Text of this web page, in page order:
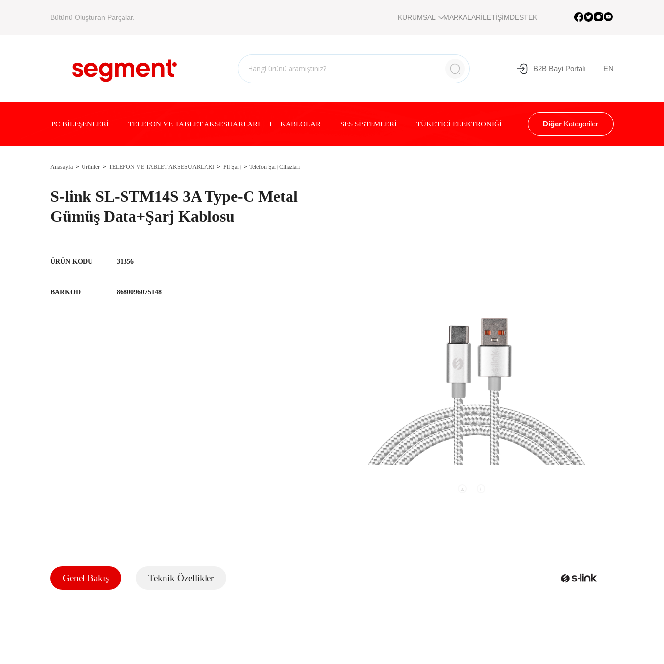
Bütünü Oluşturan Parçalar. KURUMSAL MARKALARİLETİŞİMDESTEK
B2B Bayi Portalı EN
PC BİLEŞENLERİ TELEFON VE TABLET AKSESUARLARI KABLOLAR SES SİSTEMLERİ TÜKETİCİ ELEKTRONİĞİ Diğer Kategoriler
Anasayfa Ürünler TELEFON VE TABLET AKSESUARLARI Pil Şarj Telefon Şarj Cihazları
S-link SL-STM14S 3A Type-C Metal
Gümüş Data+Şarj Kablosu
ÜRÜN KODU 31356
BARKOD 8680096075148
Genel Bakış Teknik Özellikler